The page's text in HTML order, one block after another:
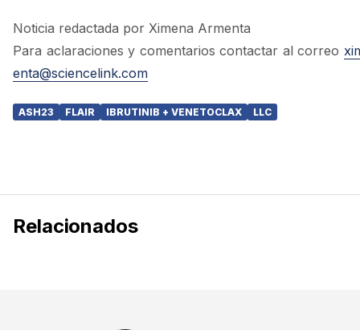
Noticia redactada por Ximena Armenta
Para aclaraciones y comentarios contactar al correo
enta@sciencelink.com
ASH23 FLAIR IBRUTINIB + VENETOCLAX LLC
Relacionados